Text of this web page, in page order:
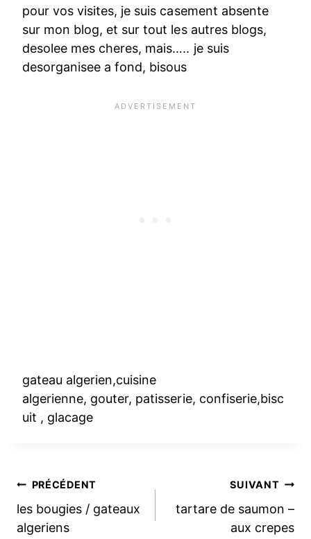
pour vos visites, je suis casement absente
sur mon blog, et sur tout les autres blogs,
desolee mes cheres, mais….. je suis
desorganisee a fond, bisous
gateau algerien,cuisine
algerienne, gouter, patisserie, confiserie,bisc
uit , glacage
Navigation
de
PRÉCÉDENT
les bougies / gateaux
algeriens
SUIVANT
tartare de saumon –
aux crepes